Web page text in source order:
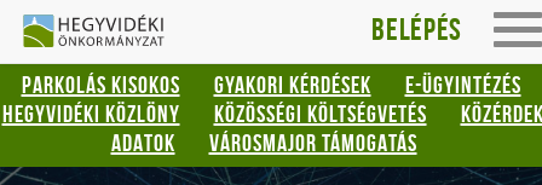
Gyorsbillentyűk
listája
Keresés:
"S"
Bejelentkezés:
"L"
Hegyvidéki
Önkormányzat
Belépés
PARKOLÁS KISOKOS GYAKORI KÉRDÉSEK
E-ÜGYINTÉZÉS
HEGYVIDÉKI KÖZLÖNY
KÖZÖSSÉGI KÖLTSÉGVETÉS
ADATOK
VÁROSMAJOR TÁMOGATÁS